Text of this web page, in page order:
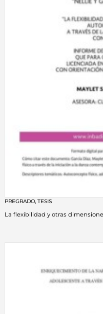
PREGRADO, TESIS
La flexibilidad y otras